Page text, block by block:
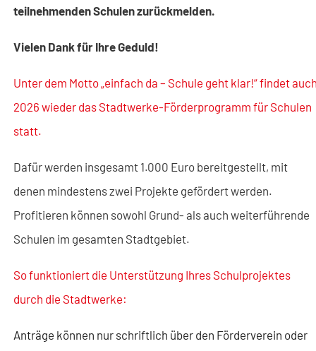
teilnehmenden Schulen zurückmelden.
Vielen Dank für Ihre Geduld!
Unter dem Motto „einfach da – Schule geht klar!“ findet
2026 wieder das Stadtwerke-Förderprogramm für Schulen
statt.
Dafür werden insgesamt 1.000 Euro bereitgestellt, mit
denen mindestens zwei Projekte gefördert werden.
Profitieren können sowohl Grund- als auch weiterführende
Schulen im gesamten Stadtgebiet.
So funktioniert die Unterstützung Ihres Schulprojektes
durch die Stadtwerke:
Anträge können nur schriftlich über den Förderverein oder